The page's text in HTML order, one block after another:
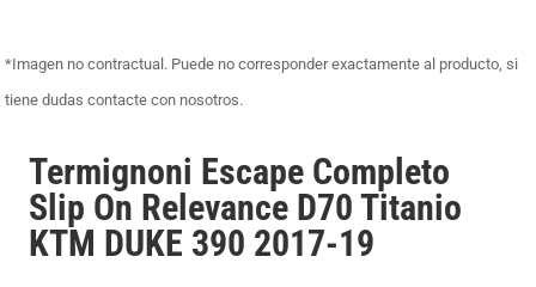
*Imagen no contractual. Puede no corresponder exactamente al producto, si
tiene dudas contacte con nosotros.
Termignoni Escape Completo
Slip On Relevance D70 Titanio
KTM DUKE 390 2017-19